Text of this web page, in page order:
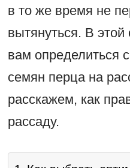
в то же время не
вытянуться. В
вам определиться
семян перца на
расскажем, как
рассаду.